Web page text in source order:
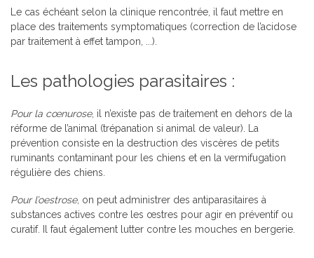
Le cas échéant selon la clinique rencontrée, il faut mettre en
place des traitements symptomatiques (correction de l’acidose
par traitement à effet tampon, ...).
Les pathologies parasitaires :
Pour la cœnurose, il n’existe pas de traitement en dehors de la
réforme de l’animal (trépanation si animal de valeur). La
prévention consiste en la destruction des viscères de petits
ruminants contaminant pour les chiens et en la vermifugation
régulière des chiens.
Pour l’oestrose, on peut administrer des antiparasitaires à
substances actives contre les œstres pour agir en préventif ou
curatif. Il faut également lutter contre les mouches en bergerie.